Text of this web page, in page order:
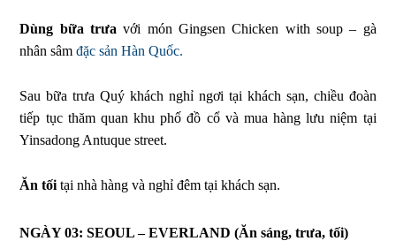
Dùng bữa trưavới món Gingsen Chicken with soup – gà
nhân sâmđặc sản Hàn Quốc.
Sau bữa trưa Quý khách nghỉ ngơi tại khách sạn, chiều đoàn
tiếp tục thăm quan khu phố đồ cổ và mua hàng lưu niệm tại
Yinsadong Antuque street.
Ăn tốitại nhà hàng và nghỉ đêm tại khách sạn.
NGÀY 03: SEOUL – EVERLAND(Ăn sáng, trưa, tối)